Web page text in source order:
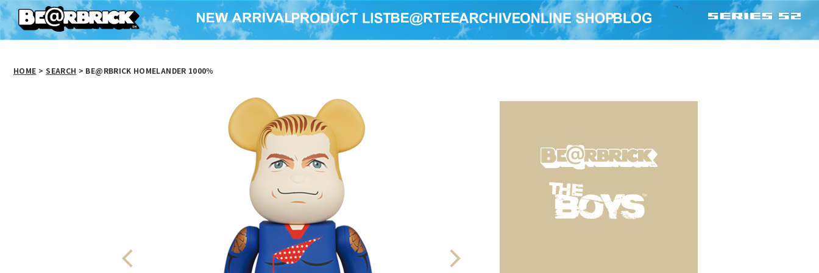
HOME > SEARCH > BE@RBRICK HOMELANDER 1000％